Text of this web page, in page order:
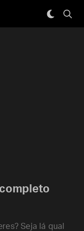
Seja lá qual